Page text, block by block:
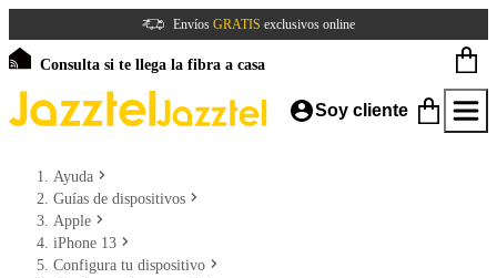
Envíos GRATIS exclusivos online
Consulta si te llega la fibra a casa
Soy cliente
Ayuda
Guías de dispositivos
Apple
iPhone 13
Configura tu dispositivo